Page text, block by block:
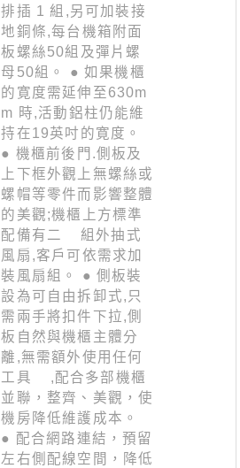
排插 1 組,另可加裝接
地銅條,每台機箱附面
板螺絲50組及彈片螺
母50組。 ● 如果機櫃
的寛度需延伸至630m
m 時,活動鋁柱仍能維
持在19英吋的寛度。
● 機櫃前後門.側板及
上下框外觀上無螺絲或
螺帽等零件而影響整體
的美觀;機櫃上方標準
配備有二 組外抽式
風扇,客戶可依需求加
裝風扇組。 ● 側板裝
設為可自由拆卸式,只
需兩手將扣件下拉,側
板自然與機櫃主體分
離,無需額外使用任何
工具 ,配合多部機櫃
並聯，整齊、美觀，使
機房降低維護成本。
● 配合網路連結，預留
左右側配線空間，降低